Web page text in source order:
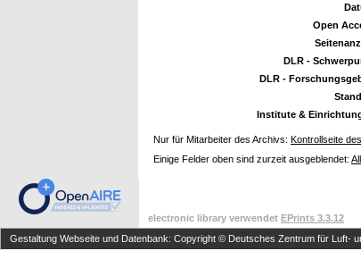
Open
DLR -
DLR -
Institute &
Nur für Mitarbeiter des Archivs: Kontrollseite
Einige Felder oben sind zurzeit ausgeblendet:
electronic library verwendet EPrints 3.3.12
Gestaltung Webseite und Datenbank: Copyright © Deutsches Zentrum für Luft-